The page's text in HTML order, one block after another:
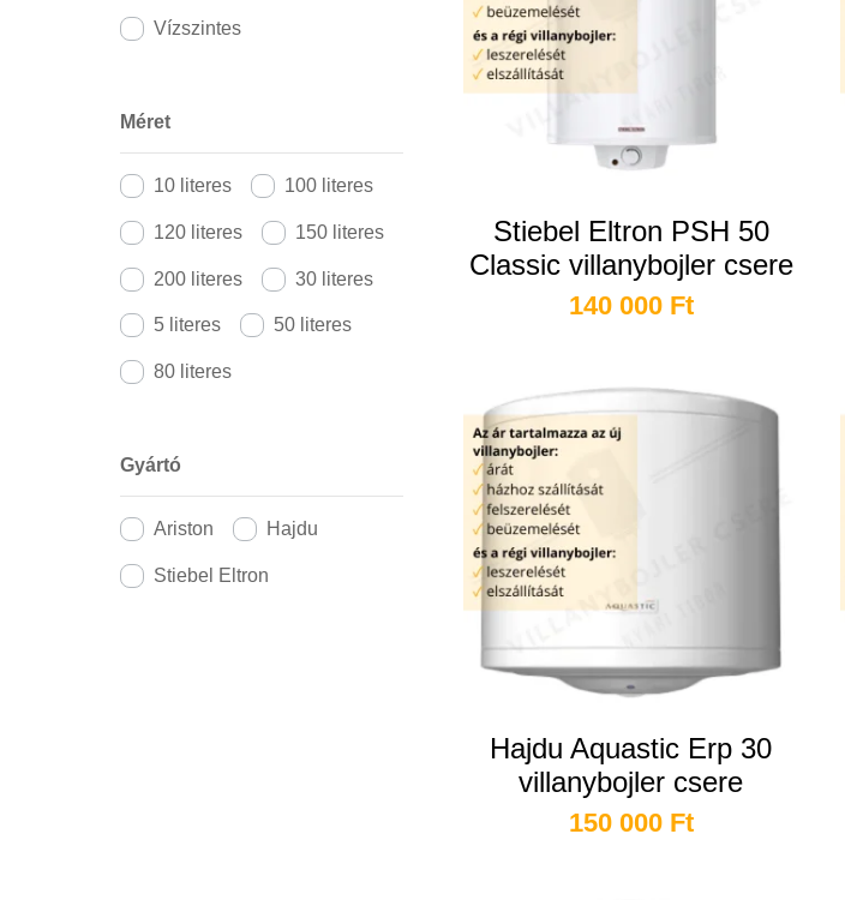
Vízszintes
Méret
10 literes 100 literes
120 literes 150 literes
200 literes 30 literes
5 literes 50 literes
80 literes
Gyártó
Ariston Hajdu
Stiebel Eltron
Stiebel Eltron PSH 50
Classic villanybojler csere
140 000 Ft
Hajdu Aquastic Erp 30
villanybojler csere
150 000 Ft